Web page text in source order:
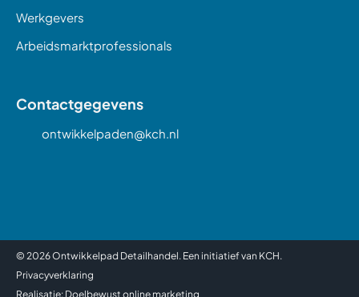
Werkgevers
Arbeidsmarktprofessionals
Contactgegevens
ontwikkelpaden@kch.nl
© 2026Ontwikkelpad Detailhandel. Een initiatief van KCH.
Privacyverklaring
Realisatie: Doelbewust online marketing